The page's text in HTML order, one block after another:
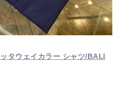
タウェイカラー シャツ/BALI